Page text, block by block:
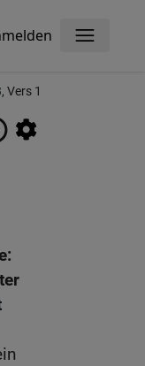
Menü
Vers 1